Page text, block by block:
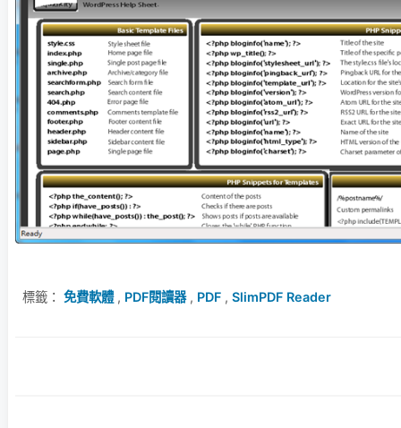
標籤： 免費軟體, PDF閱讀器, PDF , SlimPDF Reader